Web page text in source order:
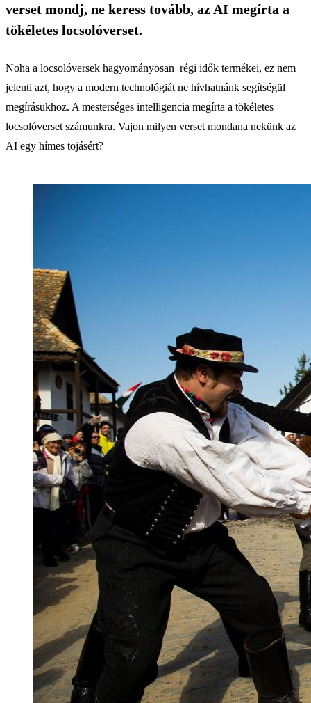
verset mondj, ne keress tovább, az AI megírta a
tökéletes locsolóverset.
Noha a locsolóversek hagyományosan régi idők termékei, ez nem
jelenti azt, hogy a modern technológiát ne hívhatnánk segítségül
megírásukhoz. A mesterséges intelligencia megírta a tökéletes
locsolóverset számunkra. Vajon milyen verset mondana nekünk az
AI egy hímes tojásért?